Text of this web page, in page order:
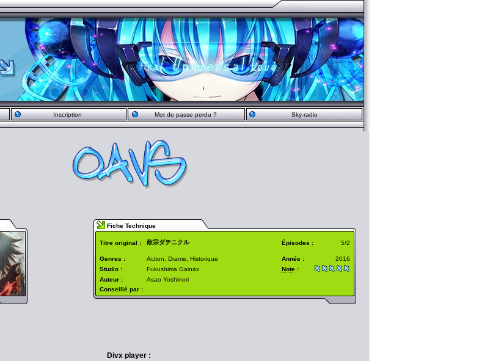
Inscription Mot de passe perdu ? Sky-radio
Fiche Technique
Titre original : 政宗ダテニクル Épisodes : 5/2
Genres : Action, Drame, Historique Année :
2016
Studio :
Fukushima Gainax Note:
Auteur :
Asao Yoshinori
Conseillé par :
Divx player :